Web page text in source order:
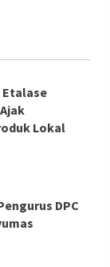
Etalase
Lokal
DPC